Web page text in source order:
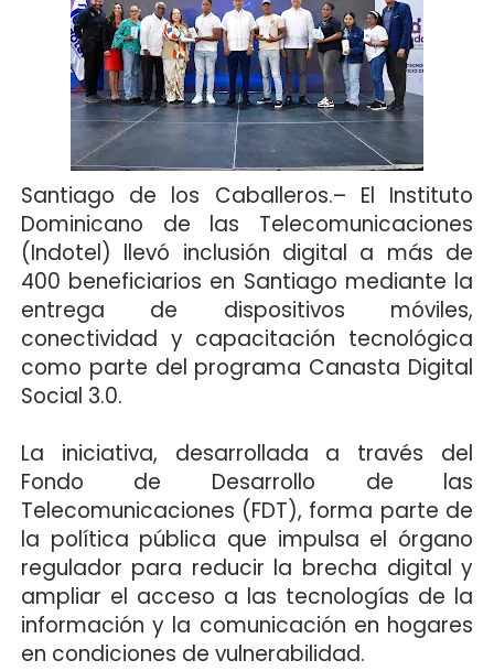
Santiago de los Caballeros.– El Instituto
Dominicano de las Telecomunicaciones
(Indotel) llevó inclusión digital a más de
400 beneficiarios en Santiago mediante la
entrega de dispositivos móviles,
conectividad y capacitación tecnológica
como parte del programa Canasta Digital
Social 3.0.
La iniciativa, desarrollada a través del
Fondo de Desarrollo de las
Telecomunicaciones (FDT), forma parte de
la política pública que impulsa el órgano
regulador para reducir la brecha digital y
ampliar el acceso a las tecnologías de la
información y la comunicación en hogares
en condiciones de vulnerabilidad.